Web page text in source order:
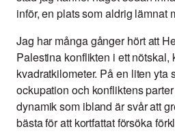
inför, en plats som aldrig lämnat
Jag har många gånger hört att
Palestina konflikten i ett nötskal,
kvadratkilometer. På en liten yta
ockupation och konfliktens
dynamik som ibland är svår att
bästa för att kortfattat försöka